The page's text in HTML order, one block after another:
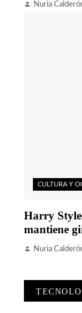
Nuria
CULTURA Y
Harry
mantiene
Nuria